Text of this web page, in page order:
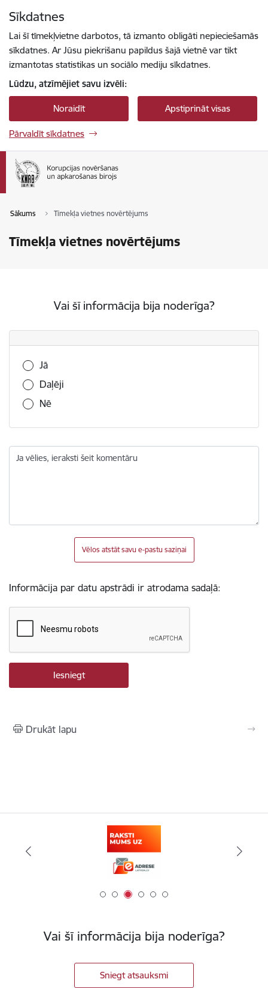
Sīkdatnes
Lai šī tīmekļvietne darbotos, tā izmanto obligāti nepieciešamās
sīkdatnes. Ar Jūsu piekrišanu papildus šajā vietnē var tikt
izmantotas statistikas un sociālo mediju sīkdatnes.
Lūdzu, atzīmējiet savu izvēli:
Noraidīt Apstiprināt visas
Pārvaldīt sīkdatnes
Sākums Tīmekļa vietnes novērtējums
Tīmekļa vietnes novērtējums
Vai šī informācija bija noderīga?
Vai šī informācija bija noderīga?
Jā
Daļēji
Nē
Ja vēlies, ieraksti šeit komentāru
Vēlos atstāt savu e-pastu saziņai
Informācija par datu apstrādi ir atrodama sadaļā:
Drukāt lapu
Vai šī informācija bija noderīga?
Sniegt atsauksmi